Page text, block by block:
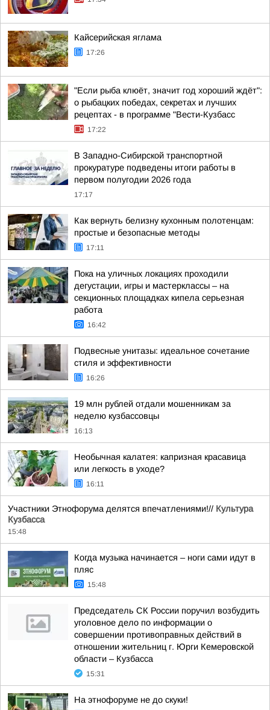
Кайсерийская яглама
17:26
"Если рыба клюёт, значит год хороший ждёт":
о рыбацких победах, секретах и лучших
рецептах - в программе "Вести-Кузбасс
17:22
В Западно-Сибирской транспортной
прокуратуре подведены итоги работы в
первом полугодии 2026 года
17:17
Как вернуть белизну кухонным полотенцам:
простые и безопасные методы
17:11
Пока на уличных локациях проходили
дегустации, игры и мастерклассы – на
секционных площадках кипела серьезная
работа
16:42
Подвесные унитазы: идеальное сочетание
стиля и эффективности
16:26
19 млн рублей отдали мошенникам за
неделю кузбассовцы
16:13
Необычная калатея: капризная красавица
или легкость в уходе?
16:11
Участники Этнофорума делятся впечатлениями!// Культура
Кузбасса
15:48
Когда музыка начинается – ноги сами идут в
пляс
15:48
Председатель СК России поручил возбудить
уголовное дело по информации о
совершении противоправных действий в
отношении жительниц г. Юрги Кемеровской
области – Кузбасса
15:31
На этнофоруме не до скуки!